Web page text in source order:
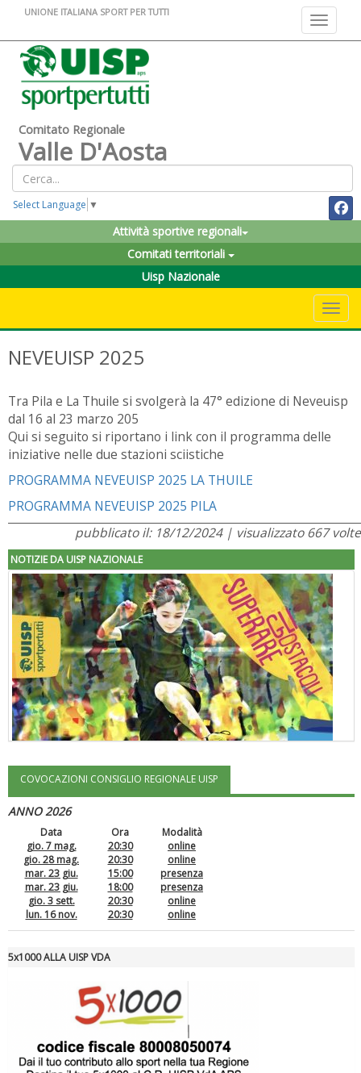
Toggle
UNIONE ITALIANA SPORT PER TUTTI
Comitato Regionale
Valle D'Aosta
Select Language ▼
Attività sportive regionali
Comitati territoriali
Uisp Nazionale
NEVEUISP 2025
Tra Pila e La Thuile si svolgerà la 47° edizione di Neveuisp
dal 16 al 23 marzo 205
Qui si seguito si riportano i link con il programma delle
iniziative nelle due stazioni sciistiche
PROGRAMMA NEVEUISP 2025 LA THUILE
PROGRAMMA NEVEUISP 2025 PILA
pubblicato il: 18/12/2024 | visualizzato 667 volte
NOTIZIE DA UISP NAZIONALE
"Superare gli ostacoli": la relazione di Tiziano Pesce al CN Uisp
Luglio 2026: "Pensando con i piedi, si possono fare le
rivoluzioni"
COVOCAZIONI CONSIGLIO REGIONALE UISP
ANNO 2026
Data
gio. 7 mag.
gio. 28 mag.
mar. 23 giu.
mar. 23 giu.
gio. 3 sett.
lun. 16 nov.
Ora
20:30
20:30
15:00
18:00
20:30
20:30
Modalità
online
online
presenza
presenza
online
online
5x1000 ALLA UISP VDA